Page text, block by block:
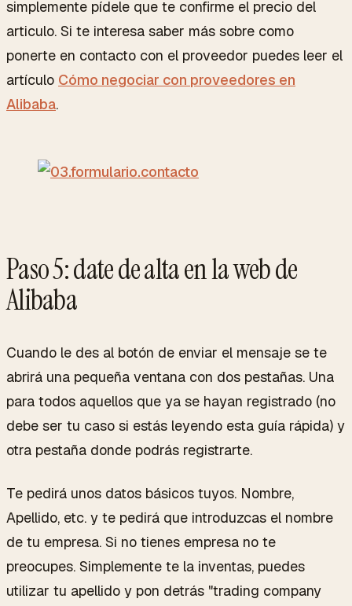
simplemente pídele que te confirme el precio del
articulo. Si te interesa saber más sobre como
ponerte en contacto con el proveedor puedes leer el
artículo Cómo negociar con proveedores en
Alibaba.
Paso 5: date de alta en la web de
Alibaba
Cuando le des al botón de enviar el mensaje se te
abrirá una pequeña ventana con dos pestañas. Una
para todos aquellos que ya se hayan registrado (no
debe ser tu caso si estás leyendo esta guía rápida) y
otra pestaña donde podrás registrarte.
Te pedirá unos datos básicos tuyos. Nombre,
Apellido, etc. y te pedirá que introduzcas el nombre
de tu empresa. Si no tienes empresa no te
preocupes. Simplemente te la inventas, puedes
utilizar tu apellido y pon detrás "trading company